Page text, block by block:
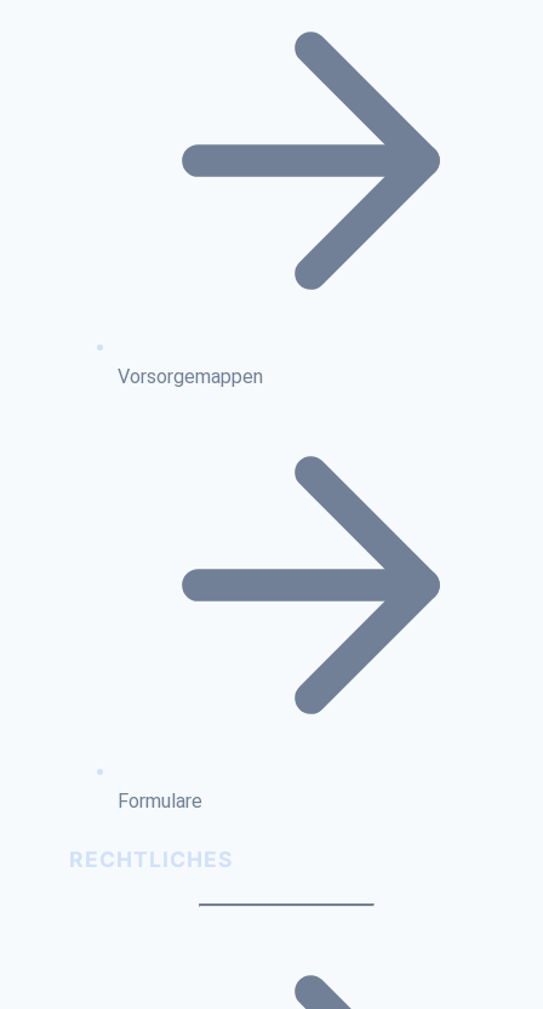
Vorsorgemappen
Formulare
RECHTLICHES